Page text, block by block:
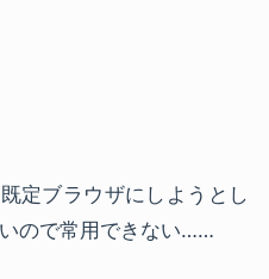
定ブラウザにしようとし
ので常用できない……